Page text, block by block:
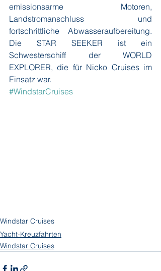
emissionsarme Motoren,
Landstromanschluss und
fortschrittliche Abwasseraufbereitung.
Die STAR SEEKER ist ein
Schwesterschiff der WORLD
EXPLORER, die für Nicko Cruises im
Einsatz war.
#WindstarCruises
Windstar Cruises
Yacht-Kreuzfahrten
Windstar Cruises